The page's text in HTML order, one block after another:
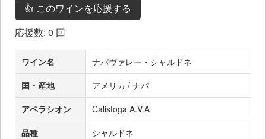
👍 このワインを応援する
応援数: 0 回
ワイン名
ナパヴァレー・シャルドネ
国・産地
アメリカ / ナパ
アペラシオン
Calistoga A.V.A
品種
シャルドネ